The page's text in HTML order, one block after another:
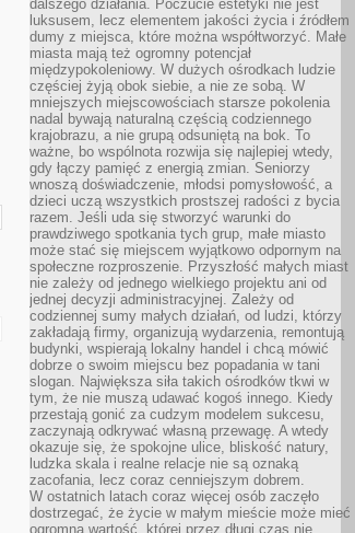
dalszego działania. Poczucie estetyki nie jest
luksusem, lecz elementem jakości życia i źródłem
dumy z miejsca, które można współtworzyć. Małe
miasta mają też ogromny potencjał
międzypokoleniowy. W dużych ośrodkach ludzie
częściej żyją obok siebie, a nie ze sobą. W
mniejszych miejscowościach starsze pokolenia
nadal bywają naturalną częścią codziennego
krajobrazu, a nie grupą odsuniętą na bok. To
ważne, bo wspólnota rozwija się najlepiej wtedy,
gdy łączy pamięć z energią zmian. Seniorzy
wnoszą doświadczenie, młodsi pomysłowość, a
dzieci uczą wszystkich prostszej radości z bycia
razem. Jeśli uda się stworzyć warunki do
prawdziwego spotkania tych grup, małe miasto
może stać się miejscem wyjątkowo odpornym na
społeczne rozproszenie. Przyszłość małych miast
nie zależy od jednego wielkiego projektu ani od
jednej decyzji administracyjnej. Zależy od
codziennej sumy małych działań, od ludzi, którzy
zakładają firmy, organizują wydarzenia, remontują
budynki, wspierają lokalny handel i chcą mówić
dobrze o swoim miejscu bez popadania w tani
slogan. Największa siła takich ośrodków tkwi w
tym, że nie muszą udawać kogoś innego. Kiedy
przestają gonić za cudzym modelem sukcesu,
zaczynają odkrywać własną przewagę. A wtedy
okazuje się, że spokojne ulice, bliskość natury,
ludzka skala i realne relacje nie są oznaką
zacofania, lecz coraz cenniejszym dobrem.
W ostatnich latach coraz więcej osób zaczęło
dostrzegać, że życie w małym mieście może mieć
ogromną wartość, której przez długi czas nie